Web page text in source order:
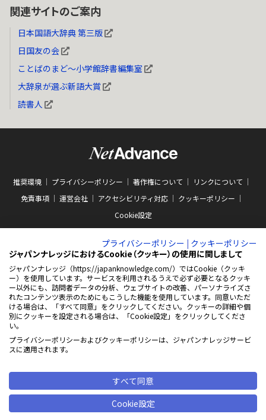
関連サイトのご案内
日本国語大辞典 第三版
日国友の会
ことばのまど～小学館辞書編集室
大辞泉が選ぶ新語大賞
読書人
推奨環境 プライバシーポリシー 著作権について
リンクについて
免責事項
運営会社 アクセシビリティ対応
クッキーポリシー
Cookie設定
ABJマークは、この電子書店・電子書籍配信サービスが、著作権者からコンテン
ツ使用許諾を得た正規版配信サービスであることを示す商標（登録番号 第
10981000号）です。ABJマークの詳細、ABJマークを掲示しているサービスの一
覧はこちらをご覧ください。
AEBS 電子出版制作・流通協議会
https://aebs.or.jp/
新
い
ウ
開
© 2001-2026 NetAdvance Inc. All rights reserved.
プライバシーポリシー | クッキーポリシー
ジャパンナレッジにおけるCookie（クッキー）の使用に関しまして
ジャパンナレッジ（https://japanknowledge.com/）ではCookie（クッキ
ー）を使用しています。サービスを利用されるうえで必ず必要となるクッキ
ー以外にも、訪問者データの分析、ウェブサイトの改善、パーソナライズさ
れたコンテンツ表示のためにもこうした機能を使用しています。同意いただ
ける場合は、「すべて同意」をクリックしてください。クッキーの詳細や個
別にクッキーを設定される場合は、「Cookie設定」をクリックしてくださ
い。
プライバシーポリシーおよびクッキーポリシーは、ジャパンナレッジサービ
スに適用されます。
すべて同意
Cookie設定